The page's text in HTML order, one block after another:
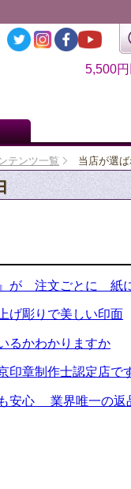
5,500
テンツ一覧 当店が選
が 注文ごとに 紙
げ彫りで美しい印面
るかわかりますか
印章制作士認定店で
安心 業界唯一の返